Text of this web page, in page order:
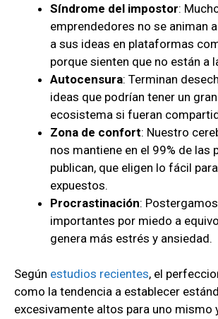
Síndrome del impostor:
emprendedores no se animan
a sus ideas en plataformas
porque sienten que no están a
Autocensura: Terminan
ideas que podrían tener un
ecosistema si fueran
Zona de confort: Nuestro
nos mantiene en el 99% de las
publican, que eligen lo fácil
expuestos.
Procrastinación:
importantes por miedo a
genera más estrés y ansiedad.
Según estudios recientes, el
como la tendencia a establecer
excesivamente altos para uno mismo